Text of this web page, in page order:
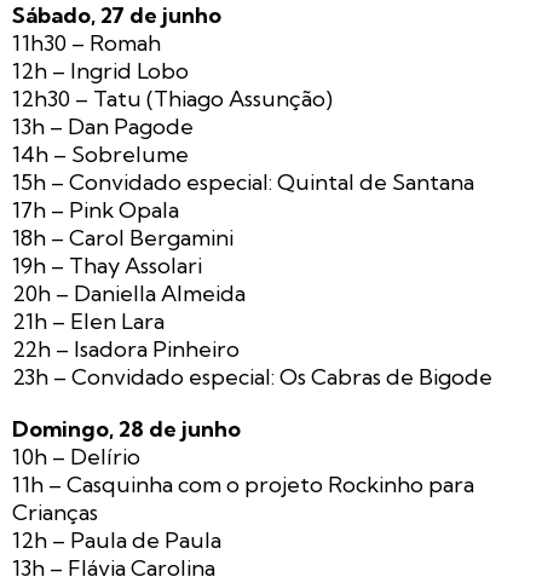
Sábado, 27 de junho
11h30 – Romah
12h – Ingrid Lobo
12h30 – Tatu (Thiago Assunção)
13h – Dan Pagode
14h – Sobrelume
15h – Convidado especial: Quintal de Santana
17h – Pink Opala
18h – Carol Bergamini
19h – Thay Assolari
20h – Daniella Almeida
21h – Elen Lara
22h – Isadora Pinheiro
23h – Convidado especial: Os Cabras de Bigode
Domingo, 28 de junho
10h – Delírio
11h – Casquinha com o projeto Rockinho para
Crianças
12h – Paula de Paula
13h – Flávia Carolina